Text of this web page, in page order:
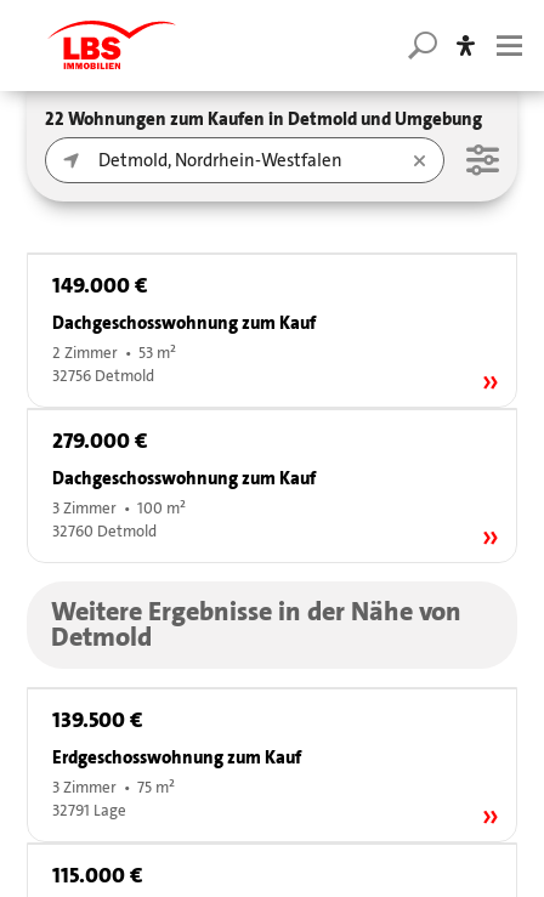
22 Wohnungen zum Kaufen in Detmold und Umgebung
149.000 €
Dachgeschosswohnung zum Kauf
2 Zimmer • 53 m²
32756 Detmold
279.000 €
Dachgeschosswohnung zum Kauf
3 Zimmer • 100 m²
32760 Detmold
Weitere Ergebnisse in der Nähe von
Detmold
139.500 €
Erdgeschosswohnung zum Kauf
3 Zimmer • 75 m²
32791 Lage
115.000 €